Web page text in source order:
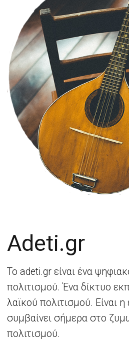
Adeti.gr
Το adeti.gr είναι ένα
πολιτισμού. Ένα δίκτυο
λαϊκού πολιτισμού. Είναι
συμβαίνει σήμερα στο
πολιτισμού.